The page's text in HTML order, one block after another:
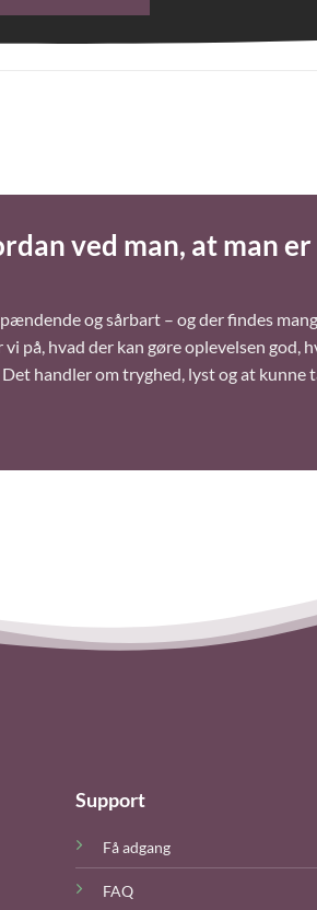
ved man, at man
og sårbart – og der findes
på, hvad der kan gøre oplevelsen god,
handler om tryghed, lyst og at kunne
Support
Få adgang
FAQ